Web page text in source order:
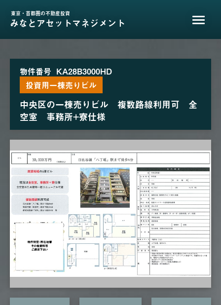
東京・首都圏の不動産投資
みなとアセットマネジメント
物件番号 KA28B3000HD
投資用一棟売りビル
中央区の一棟売りビル 複数路線利用可 全
空室 事務所+寮仕様